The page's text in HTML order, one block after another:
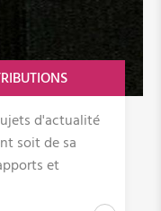
d'actualité
soit de sa
et